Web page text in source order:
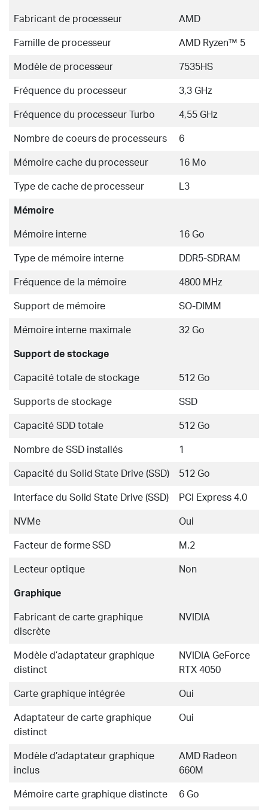
Fabricant de processeur AMD
Famille de processeur AMD Ryzen™ 5
Modèle de processeur 7535HS
Fréquence du processeur 3,3 GHz
Fréquence du processeur Turbo 4,55 GHz
Nombre de coeurs de processeurs 6
Mémoire cache du processeur 16 Mo
Type de cache de processeur L3
Mémoire
Mémoire interne 16 Go
Type de mémoire interne DDR5-SDRAM
Fréquence de la mémoire 4800 MHz
Support de mémoire SO-DIMM
Mémoire interne maximale 32 Go
Support de stockage
Capacité totale de stockage 512 Go
Supports de stockage SSD
Capacité SDD totale 512 Go
Nombre de SSD installés 1
Capacité du Solid State Drive (SSD) 512 Go
Interface du Solid State Drive (SSD) PCI Express 4.0
NVMe Oui
Facteur de forme SSD M.2
Lecteur optique Non
Graphique
Fabricant de carte graphique
discrète
NVIDIA
Modèle d’adaptateur graphique
distinct
NVIDIA GeForce
RTX 4050
Carte graphique intégrée Oui
Adaptateur de carte graphique
distinct
Oui
Modèle d’adaptateur graphique
inclus
AMD Radeon
660M
Mémoire carte graphique distincte 6 Go